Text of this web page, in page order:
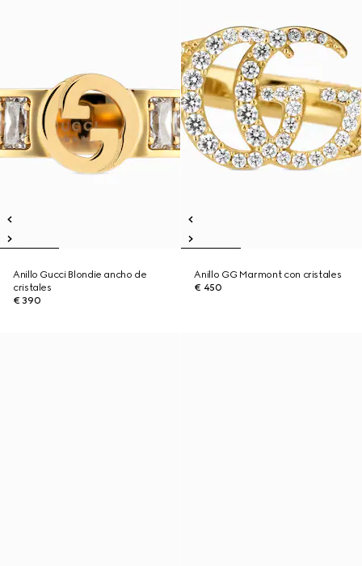
Anillo Gucci Blondie ancho de
cristales
€ 390
Anillo GG Marmont con cristales
€ 450